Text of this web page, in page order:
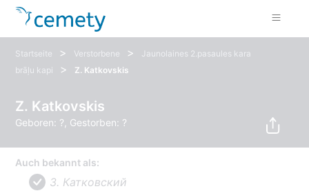
Startseite > Verstorbene >
Jaunolaines 2.pasaules kara
brāļu kapi
> Z. Katkovskis
Z. Katkovskis
Geboren: ?, Gestorben: ?
Auch bekannt als:
З. Катковский